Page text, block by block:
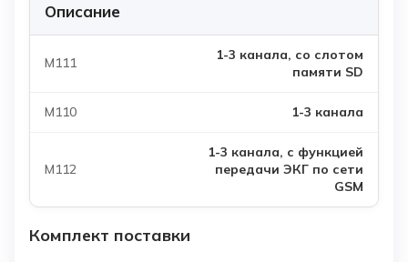
Описание
1-3 канала, со слотом
памяти SD
1-3 канала
1-3 канала, с функцией
передачи ЭКГ по сети
GSM
Комплект поставки